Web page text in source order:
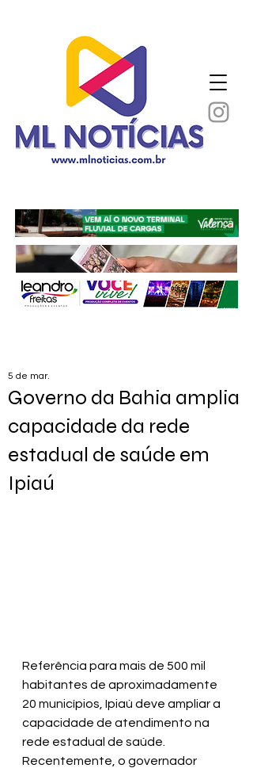
Governo da Bahia amplia
capacidade da rede
estadual de saúde em
Ipiaú
5 de mar.
Referência para mais de 500 mil
habitantes de aproximadamente
20 municípios, Ipiaú deve ampliar a
capacidade de atendimento na
rede estadual de saúde.
Recentemente, o governador